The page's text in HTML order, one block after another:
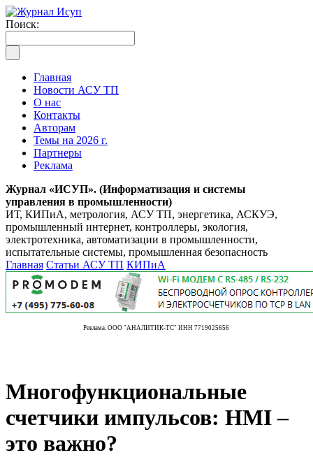
Поиск:
Главная
Новости АСУ ТП
О нас
Контакты
Авторам
Темы на 2026 г.
Партнеры
Реклама
Журнал «ИСУП». (Информатизация и системы
управления в промышленности)
ИТ, КИПиА, метрология, АСУ ТП, энергетика, АСКУЭ,
промышленный интернет, контроллеры, экология,
электротехника, автоматизации в промышленности,
испытательные системы, промышленная безопасность
Главная Статьи АСУ ТП КИПиА
Реклама. ООО "АНАЛИТИК-ТС" ИНН 7719025656
Многофункциональные
счетчики импульсов: HMI –
это важно?